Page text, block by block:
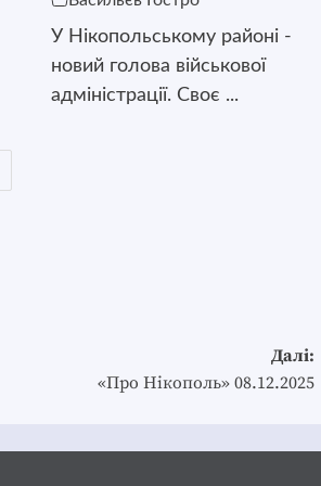
У Нікопольському районі -
новий голова військової
адміністрації. Своє ...
Далі:
«Про Нікополь» 08.12.2025